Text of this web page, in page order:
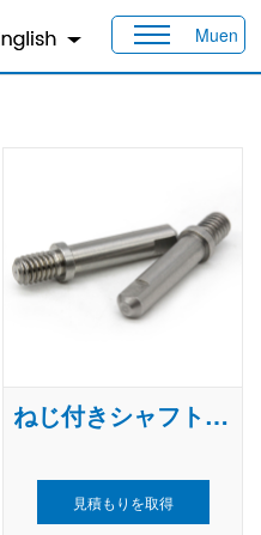
Muen
ねじ付きシャフト 316
見積もりを取得